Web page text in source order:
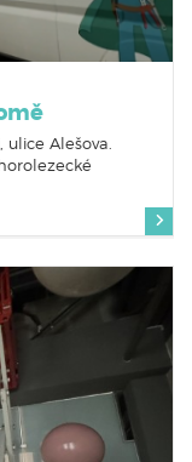
Alešova.